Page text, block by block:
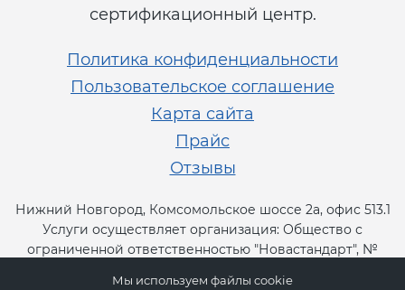
сертификационный центр.
Политика конфиденциальности
Пользовательское соглашение
Карта сайта
Прайс
Отзывы
Нижний Новгород, Комсомольское шоссе 2а, офис 513.1
Услуги осуществляет организация: Общество с
ограниченной ответственностью "Новастандарт", №
Мы используем файлы cookie